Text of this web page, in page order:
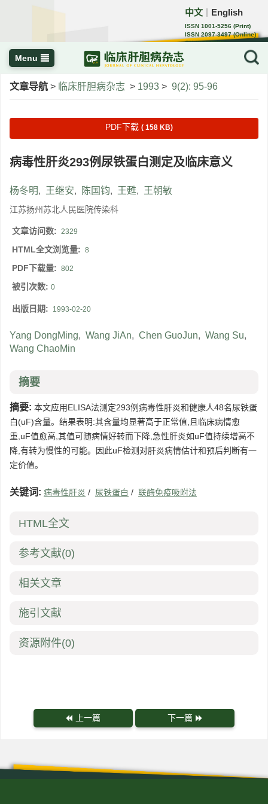
中文 English
ISSN 1001-5256 (Print)
ISSN 2097-3497 (Online)
CN 22-1108/R
Menu
文章导航 > 临床肝胆病杂志 > 1993 > 9(2): 95-96
PDF下载 ( 158 KB)
病毒性肝炎293例尿铁蛋白测定及临床意义
杨冬明, 王继安, 陈国钧, 王甦, 王朝敏
江苏扬州苏北人民医院传染科
文章访问数: 2329
HTML全文浏览量: 8
PDF下载量: 802
被引次数: 0
出版日期: 1993-02-20
Yang DongMing, Wang JiAn, Chen GuoJun, Wang Su,
Wang ChaoMin
摘要
摘要: 本文应用ELISA法测定293例病毒性肝炎和健康人48名尿铁蛋
白(uF)含量。结果表明:其含量均显著高于正常值,且临床病情愈
重,uF值愈高,其值可随病情好转而下降,急性肝炎如uF值持续增高不
降,有转为慢性的可能。因此uF检测对肝炎病情估计和预后判断有一
定价值。
关键词: 病毒性肝炎 / 尿铁蛋白 / 联酶免疫吸附法
HTML全文
参考文献(0)
相关文章
施引文献
资源附件(0)
上一篇 下一篇